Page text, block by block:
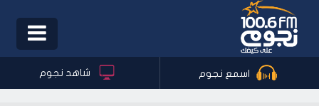
Toggle
اسمع نجوم شاهد نجوم